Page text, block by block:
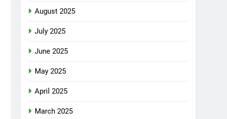
August 2025
July 2025
June 2025
May 2025
April 2025
March 2025